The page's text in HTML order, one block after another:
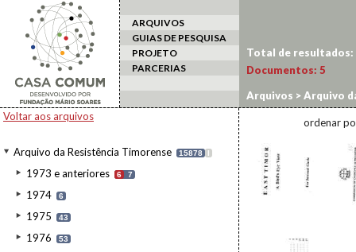
ARQUIVOS
GUIAS DE PESQUISA
PROJETO
PARCERIAS
Voltar aos arquivos
Arquivo da Resistência Timorense 15878 I
1973 e anteriores 6 7
1974 6
1975 43
1976 53
Total de resultados:
Documentos: 5
Arquivos >Arquivo
ordenar